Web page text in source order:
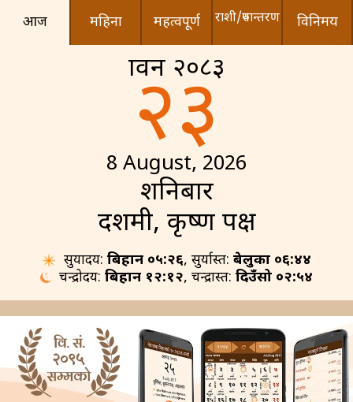
आज महिना महत्वपूर्ण राशी/रुपान्तरण विनिमय
श्रावन २०८३
२३
8 August, 2026
शनिबार
दशमी, कृष्ण पक्ष
सुर्योदय: बिहान ०५:२६, सुर्यास्त: बेलुका ०६:४४
चन्द्रोदय: बिहान १२:१२, चन्द्रास्त: दिउँसो ०२:५४